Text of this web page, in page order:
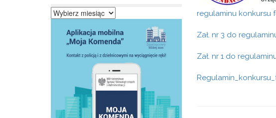
Archiwum regulaminu konkursu
Zał. nr 3 do
Zał. nr 1 do